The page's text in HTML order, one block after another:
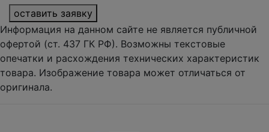
оставить заявку
Информация на данном сайте не является публичной
офертой (ст. 437 ГК РФ). Возможны текстовые
опечатки и расхождения технических характеристик
товара. Изображение товара может отличаться от
оригинала.